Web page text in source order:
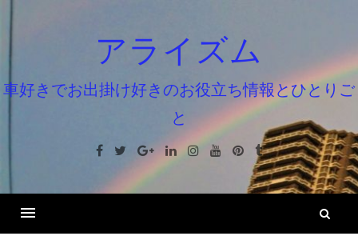
ン
ツ
ッ
アライズム
車好きでお出掛け好きのお役立ち情報とひとりご
と
Facebook
TwitterGoogle+LinkedinInstagramYoutube
Pinterest
Tumblr